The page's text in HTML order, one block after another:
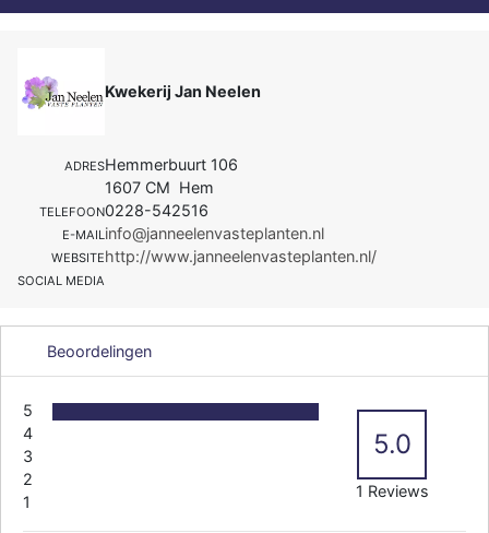
Kwekerij Jan Neelen
ADRESHemmerbuurt 106
1607 CM Hem
TELEFOON0228-542516
E-MAILinfo@janneelenvasteplanten.nl
WEBSITEhttp://www.janneelenvasteplanten.nl/
SOCIAL MEDIA
Beoordelingen
5
4
3
2
1
5.0
1 Reviews